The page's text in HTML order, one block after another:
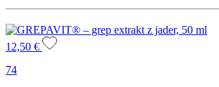
12,50 €
74